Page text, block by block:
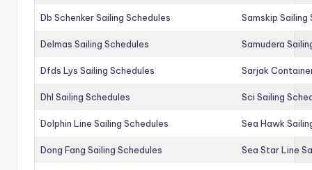
Db Schenker Sailing Schedules Samskip Sailing
Delmas Sailing Schedules Samudera
Dfds Lys Sailing Schedules Sarjak
Dhl Sailing Schedules Sci Sailing
Dolphin Line Sailing Schedules Sea Hawk
Dong Fang Sailing Schedules Sea Star Line